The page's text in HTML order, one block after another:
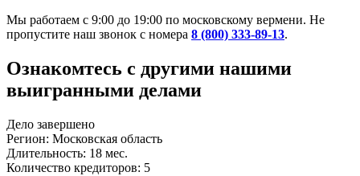
Мы работаем с 9:00 до 19:00 по московскому вермени. Не
пропустите наш звонок с номера 8 (800) 333-89-13.
Ознакомтесь c другими нашими
выигранными делами
Дело завершено
Регион: Московская область
Длительность: 18 мес.
Количество кредиторов: 5